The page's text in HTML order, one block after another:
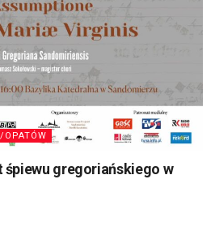
gregoriańskiego w